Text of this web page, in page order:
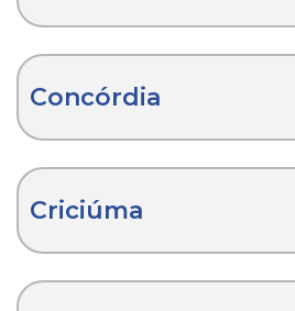
Concórdia
Criciúma